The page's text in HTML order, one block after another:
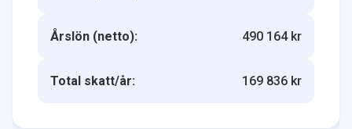
Årslön (netto): 490 164 kr
Total skatt/år: 169 836 kr